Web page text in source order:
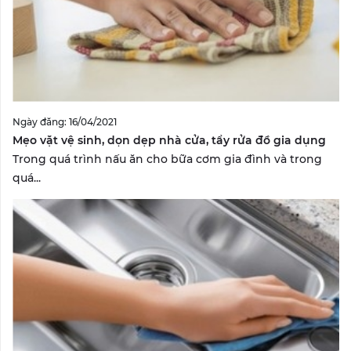
Ngày đăng: 16/04/2021
Mẹo vặt vệ sinh, dọn dẹp nhà cửa, tẩy rửa đồ gia dụng
Trong quá trình nấu ăn cho bữa cơm gia đình và trong
quá...